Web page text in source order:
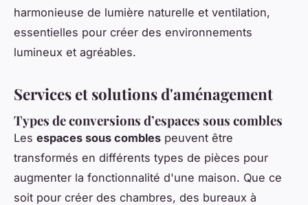
harmonieuse de lumière naturelle et ventilation,
essentielles pour créer des environnements
lumineux et agréables.
Services et solutions d'aménagement
Types de conversions d’espaces sous combles
Les espaces sous combles peuvent être
transformés en différents types de pièces pour
augmenter la fonctionnalité d'une maison. Que ce
soit pour créer des chambres, des bureaux à